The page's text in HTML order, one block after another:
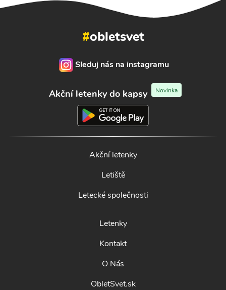
#obletsvet
Sleduj nás na instagramu
Akční letenky do kapsy Novinka
Akční letenky
Letiště
Letecké společnosti
Letenky
Kontakt
O Nás
ObletSvet.sk